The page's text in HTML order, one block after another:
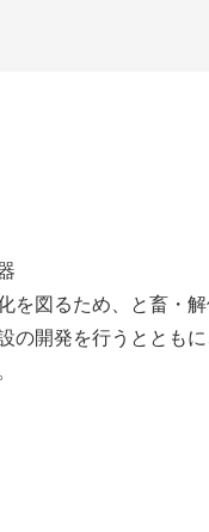
を図るため、と畜・
の開発を行うととも